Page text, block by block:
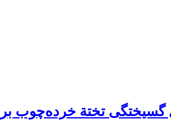
گسیختگی تختة خرده‌چوب